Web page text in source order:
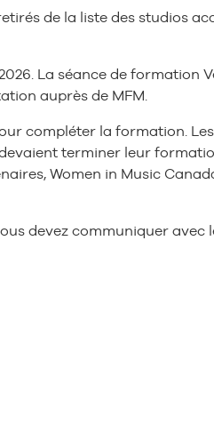
de la liste des studios
La séance de formation
auprès de MFM.
compléter la formation.
terminer leur
Women in Music
devez communiquer avec